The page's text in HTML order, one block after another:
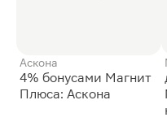
Аскона
4% бонусами Магнит
Плюса: Аскона